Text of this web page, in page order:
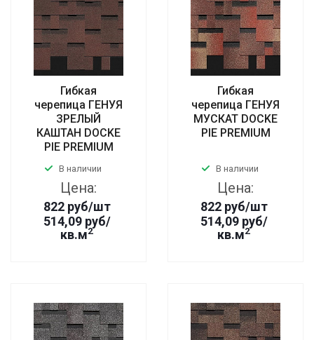
Гибкая
черепица ГЕНУЯ
ЗРЕЛЫЙ
КАШТАН DOCKE
PIE PREMIUM
В наличии
Цена:
822 руб/шт
514,09 руб/
кв.м2
Гибкая
черепица ГЕНУЯ
МУСКАТ DOCKE
PIE PREMIUM
В наличии
Цена:
822 руб/шт
514,09 руб/
кв.м2